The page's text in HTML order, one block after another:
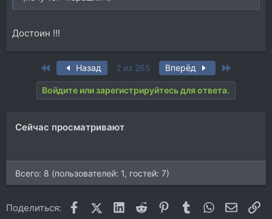
Достоин !!!
First Назад 2 из 265 Вперёд
Войдите или зарегистрируйтесь для ответа.
Сейчас просматривают
Всего: 8 (пользователей: 1, гостей: 7)
Поделиться: FacebookX (Twitter)
LinkedIn
Reddit Pinterest
Tumblr WhatsApp